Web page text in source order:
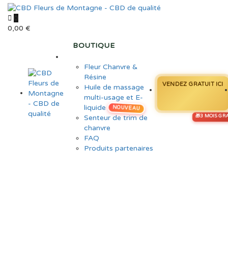
0
0,00 €
BOUTIQUE
Fleur Chanvre &
Résine
Huile de massage
multi-usage et E-
liquide
NOUVEAU
Senteur de trim de
chanvre
FAQ
Produits partenaires
VENDEZ GRATUIT ICI